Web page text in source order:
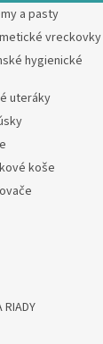
a pasty
vreckovky
hygienické
uteráky
koše
RIADY